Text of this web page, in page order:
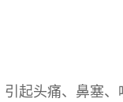
起头痛、鼻塞